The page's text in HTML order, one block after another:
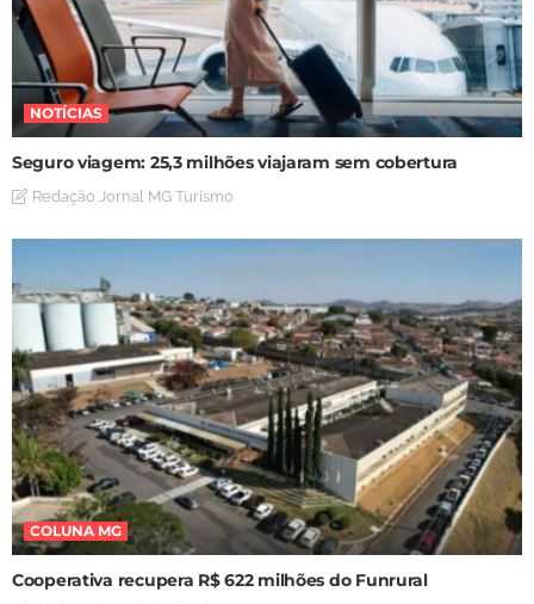
NOTÍCIAS
Seguro viagem: 25,3 milhões viajaram sem cobertura
Redação Jornal MG Turismo
COLUNA MG
Cooperativa recupera R$ 622 milhões do Funrural